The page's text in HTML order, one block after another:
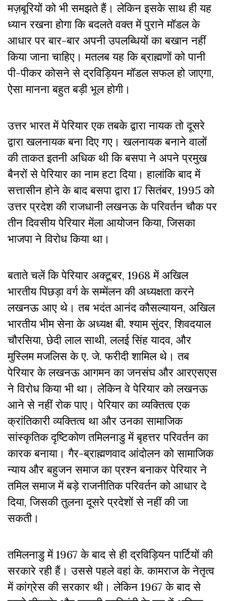
मज़बूरियों को भी समझते हैं। लेकिन इसके साथ ही यह
ध्यान रखना होगा कि बदलते वक्त में पुराने मॉडल के
आधार पर बार-बार अपनी उपलब्धियों का बखान नहीं
किया जाना चाहिए। मतलब यह कि ब्राह्मणों को पानी
पी-पीकर कोसने से द्रविड़ियन मॉडल सफल हो जाएगा,
ऐसा मानना बहुत बड़ी भूल होगी।
उत्तर भारत में पेरियार एक तबके द्वारा नायक तो दूसरे
द्वारा खलनायक बना दिए गए। खलनायक बनाने वालों
की ताकत इतनी अधिक थी कि बसपा ने अपने प्रमुख
बैनरों से पेरियार का नाम हटा दिया। हालांकि बाद में
सत्तासीन होने के बाद बसपा द्वारा 17 सितंबर, 1995 को
उत्तर प्रदेश की राजधानी लखनऊ के परिवर्तन चौक पर
तीन दिवसीय पेरियार मेंला आयोजन किया, जिसका
भाजपा ने विरोध किया था।
बताते चलें कि पेरियार अक्टूबर, 1968 में अखिल
भारतीय पिछड़ा वर्ग के सम्मेंलन की अध्यक्षता करने
लखनऊ आए थे। तब भदंत आनंद कौसल्यायन, अखिल
भारतीय भीम सेना के अध्यक्ष बी. श्याम सुंदर, शिवदयाल
चौरसिया, छेदी लाल साथी, ललई सिंह यादव, और
मुस्लिम मजलिस के ए. जे. फरीदी शामिल थे। तब
पेरियार के लखनऊ आगमन का जनसंघ और आरएसएस
ने विरोध किया भी था। लेकिन वे पेरियार को लखनऊ
आने से नहीं रोक पाए। पेरियार का व्यक्तित्व एक
क्रांतिकारी व्यक्तित्व था और उनका सामाजिक
सांस्कृतिक दृष्टिकोण तमिलनाडु में बृहत्तर परिवर्तन का
कारक बनाया। गैर-ब्राह्मणवाद आंदोलन को सामाजिक
न्याय और बहुजन समाज का प्रश्न बनाकर पेरियार ने
तमिल समाज में बड़े राजनीतिक परिवर्तन को आधार दे
दिया, जिसकी तुलना दूसरे प्रदेशों से नहीं की जा
सकती।
तमिलनाडु में 1967 के बाद से ही द्रविड़ियन पार्टियों की
सरकारे रही हैं। उससे पहले वहां के. कामराज के नेतृत्व
में कांग्रेस की सरकार थी। लेकिन 1967 के बाद से